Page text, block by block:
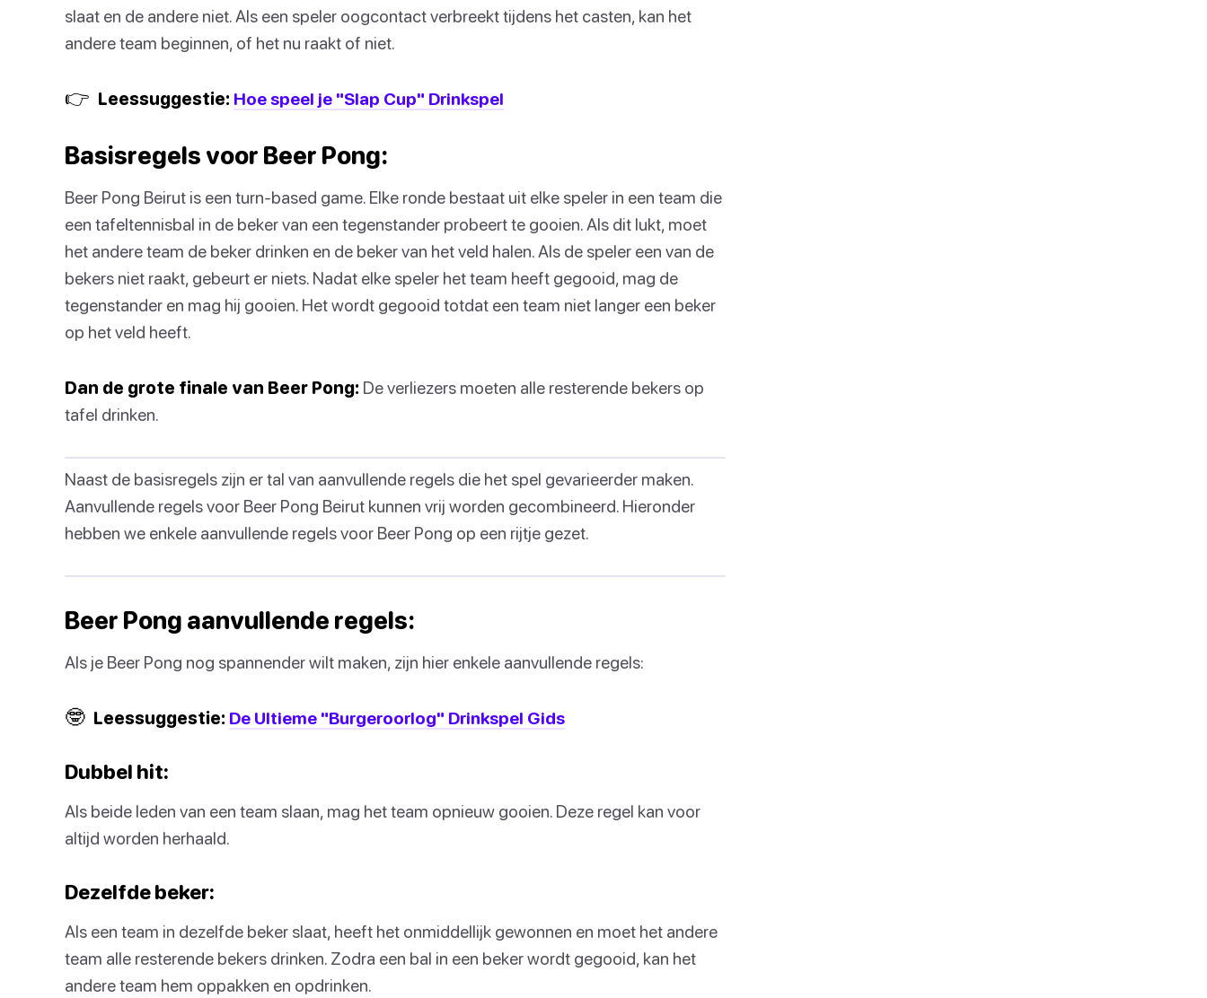
slaat en de andere niet. Als een speler oogcontact verbreekt tijdens het casten, kan het
andere team beginnen, of het nu raakt of niet.
👉 Leessuggestie: Hoe speel je "Slap Cup" Drinkspel
Basisregels voor Beer Pong:
Beer Pong Beirut is een turn-based game. Elke ronde bestaat uit elke speler in een team die
een tafeltennisbal in de beker van een tegenstander probeert te gooien. Als dit lukt, moet
het andere team de beker drinken en de beker van het veld halen. Als de speler een van de
bekers niet raakt, gebeurt er niets. Nadat elke speler het team heeft gegooid, mag de
tegenstander en mag hij gooien. Het wordt gegooid totdat een team niet langer een beker
op het veld heeft.
Dan de grote finale van Beer Pong: De verliezers moeten alle resterende bekers op
tafel drinken.
Naast de basisregels zijn er tal van aanvullende regels die het spel gevarieerder maken.
Aanvullende regels voor Beer Pong Beirut kunnen vrij worden gecombineerd. Hieronder
hebben we enkele aanvullende regels voor Beer Pong op een rijtje gezet.
Beer Pong aanvullende regels:
Als je Beer Pong nog spannender wilt maken, zijn hier enkele aanvullende regels:
🤓 Leessuggestie: De Ultieme "Burgeroorlog" Drinkspel Gids
Dubbel hit:
Als beide leden van een team slaan, mag het team opnieuw gooien. Deze regel kan voor
altijd worden herhaald.
Dezelfde beker:
Als een team in dezelfde beker slaat, heeft het onmiddellijk gewonnen en moet het andere
team alle resterende bekers drinken. Zodra een bal in een beker wordt gegooid, kan het
andere team hem oppakken en opdrinken.